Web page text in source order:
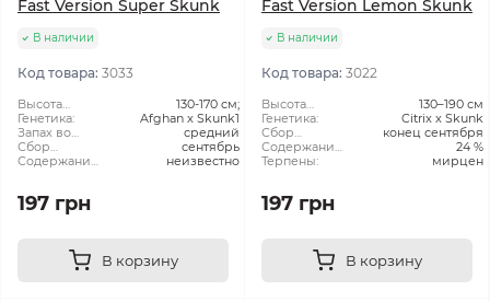
Fast Version Super Skunk
В наличии
Код товара: 3033
Высота
растения:
130-170 см;
Генетика:
Afghan x Skunk1
Запах во
время
цветения:
средний
Сбор
Урожая:
сентябрь
Содержание
неизвестно
197 грн
В корзину
Fast Version Lemon Skunk
В наличии
Код товара: 3022
Высота
растения:
130–190 см
Генетика:
Citrix x Skunk
Сбор
Урожая:
конец сентября
Содержание
ТГК:
24 %
Терпены:
мирцен
197 грн
В корзину